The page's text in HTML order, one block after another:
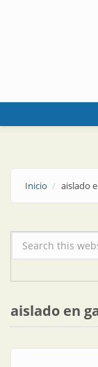
Inicio aislado
Formulario de
aislado en